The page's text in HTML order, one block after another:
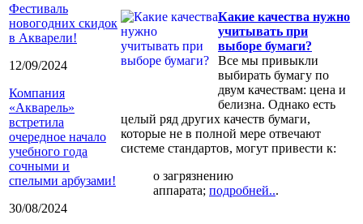
Фестиваль
новогодних скидок
в Акварели!
12/09/2024
Компания
«Акварель»
встретила
очередное начало
учебного года
сочными и
спелыми арбузами!
30/08/2024
Какие качества нужно
учитывать при
выборе бумаги?
Все мы привыкли
выбирать бумагу по
двум качествам: цена и
белизна. Однако есть
целый ряд других качеств бумаги,
которые не в полной мере отвечают
системе стандартов, могут привести к:
o загрязнению
аппарата; подробней...